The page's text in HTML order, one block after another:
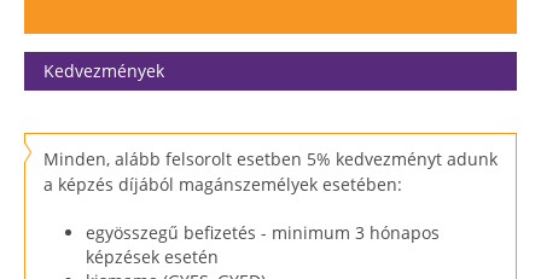
Kedvezmények
Minden, alább felsorolt esetben 5% kedvezményt adunk
a képzés díjából magánszemélyek esetében:
egyösszegű befizetés - minimum 3 hónapos
képzések esetén